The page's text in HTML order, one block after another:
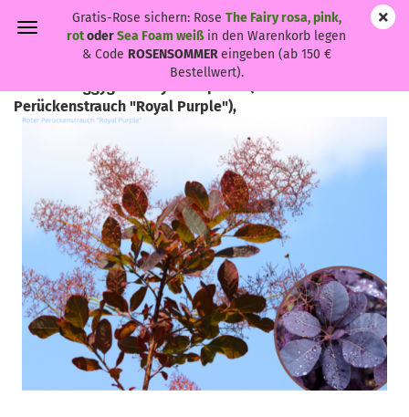
Gratis-Rose sichern: Rose The Fairy rosa, pink,
rotoderSea Foam weißin den Warenkorb legen
& Code ROSENSOMMEReingeben (ab 150 €
Bestellwert).
Perückenstrauch "Royal Purple"),